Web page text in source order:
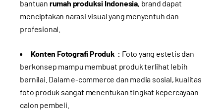
bantuan rumah produksi Indonesia, brand dapat
menciptakan narasi visual yang menyentuh dan
profesional.
Konten Fotografi Produk : Foto yang estetis dan
berkonsep mampu membuat produk terlihat lebih
bernilai. Dalam e-commerce dan media sosial, kualitas
foto produk sangat menentukan tingkat kepercayaan
calon pembeli.